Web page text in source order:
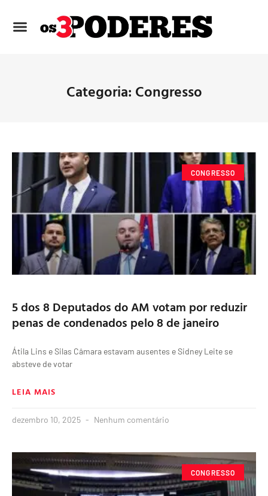
Categoria: Congresso
CONGRESSO
5 dos 8 Deputados do AM votam por reduzir
penas de condenados pelo 8 de janeiro
Átila Lins e Silas Câmara estavam ausentes e Sidney Leite se
absteve de votar
LEIA MAIS
dezembro 10, 2025 Nenhum comentário
CONGRESSO